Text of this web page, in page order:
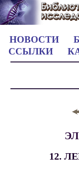
НОВОСТИ
ССЫЛКИ
12.